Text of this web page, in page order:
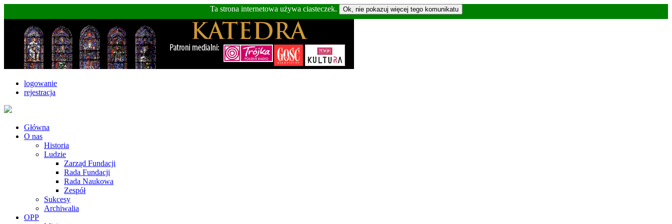
Ta strona internetowa używa ciasteczek.
logowanie
rejestracja
Główna
O nas
Historia
Ludzie
Zarząd Fundacji
Rada Fundacji
Rada Naukowa
Zespół
Sukcesy
Archiwalia
OPP